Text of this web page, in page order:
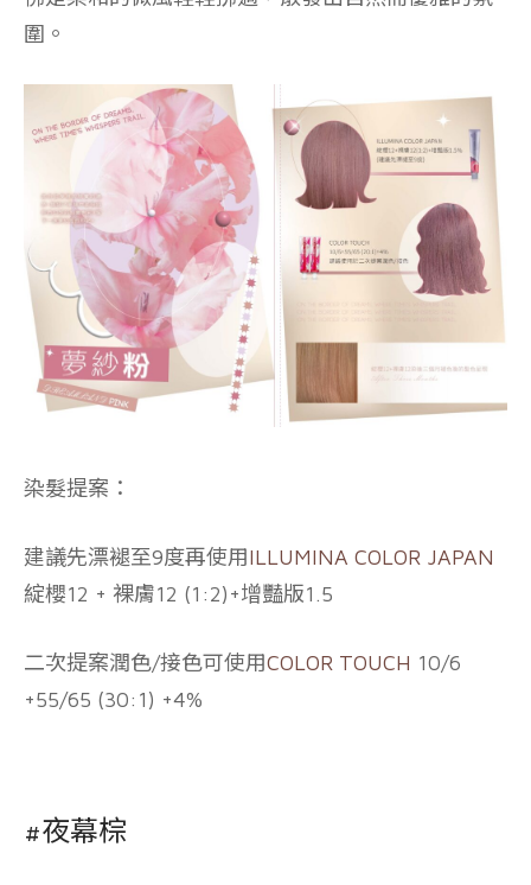
圍。
染髮提案：
建議先漂褪至9度再使用ILLUMINA COLOR JAPAN
綻櫻12 + 裸膚12 (1:2)+增豔版1.5
二次提案潤色/接色可使用COLOR TOUCH 10/6
+55/65 (30:1) +4%
#夜幕棕